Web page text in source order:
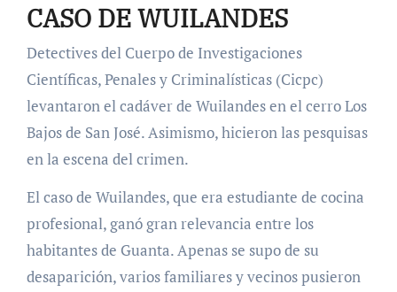
CASO DE WUILANDES
Detectives del Cuerpo de Investigaciones
Científicas, Penales y Criminalísticas (Cicpc)
levantaron el cadáver de Wuilandes en el cerro Los
Bajos de San José. Asimismo, hicieron las pesquisas
en la escena del crimen.
El caso de Wuilandes, que era estudiante de cocina
profesional, ganó gran relevancia entre los
habitantes de Guanta. Apenas se supo de su
desaparición, varios familiares y vecinos pusieron